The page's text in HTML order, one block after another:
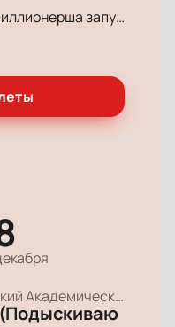
Обаятельная старушка-миллионерша запускает грандиозный поиск своих долгопотерянных племянниц, чтобы открыть им двери в мир богатства и оставить в наследство свои миллионы.
Ростов-на-Дону, Ростовский Академический Театр Драмы, Малая сцена